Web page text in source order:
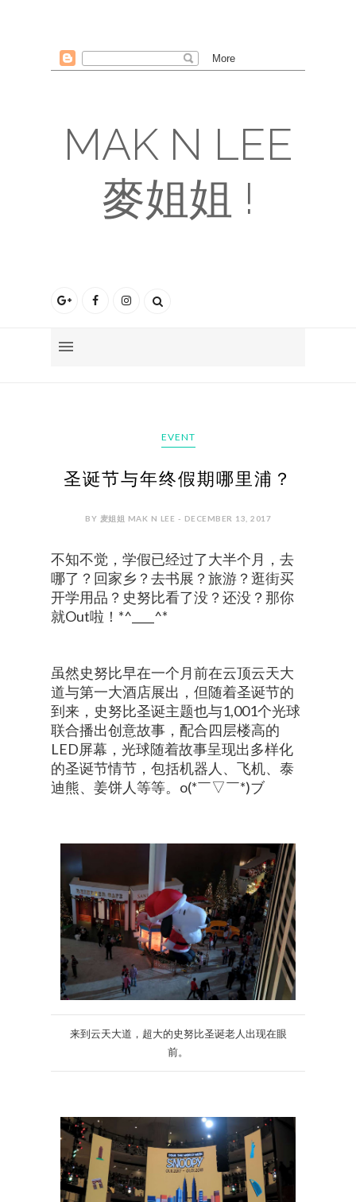
MAK N LEE
麥姐姐 !
EVENT
圣诞节与年终假期哪里浦？
BY 麦姐姐 MAK N LEE - DECEMBER 13, 2017
不知不觉，学假已经过了大半个月，去
哪了？回家乡？去书展？旅游？逛街买
开学用品？史努比看了没？还没？那你
就Out啦！*^____^*
虽然史努比早在一个月前在云顶云天大
道与第一大酒店展出，但随着圣诞节的
到来，史努比圣诞主题也与1,001个光球
联合播出创意故事，配合四层楼高的
LED屏幕，光球随着故事呈现出多样化
的圣诞节情节，包括机器人、飞机、泰
迪熊、姜饼人等等。o(*￣▽￣*)ブ
来到云天大道，超大的史努比圣诞老人出现在眼
前。